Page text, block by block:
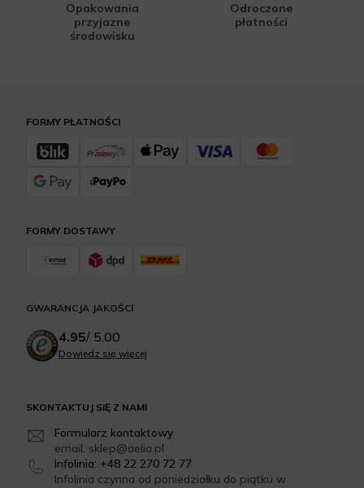
Opakowania
przyjazne
środowisku
Odroczone
płatności
SKONTAKTUJ SIĘ Z NAMI
Formularz kontaktowy
email: sklep@aelia.pl
Infolinia: +48 22 270 72 77
Infolinia czynna od poniedziałku do piątku w
FORMY DOSTAWY
FORMY PŁATNOŚCI
GWARANCJA JAKOŚCI
4.95/ 5.00
Dowiedz się więcej